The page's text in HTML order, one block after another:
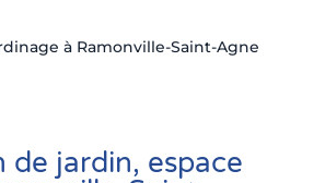
à Ramonville-Saint-Agne
de jardin, espace